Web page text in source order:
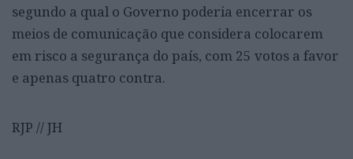
segundo a qual o Governo poderia encerrar os
meios de comunicação que considera colocarem
em risco a segurança do país, com 25 votos a favor
e apenas quatro contra.
RJP // JH